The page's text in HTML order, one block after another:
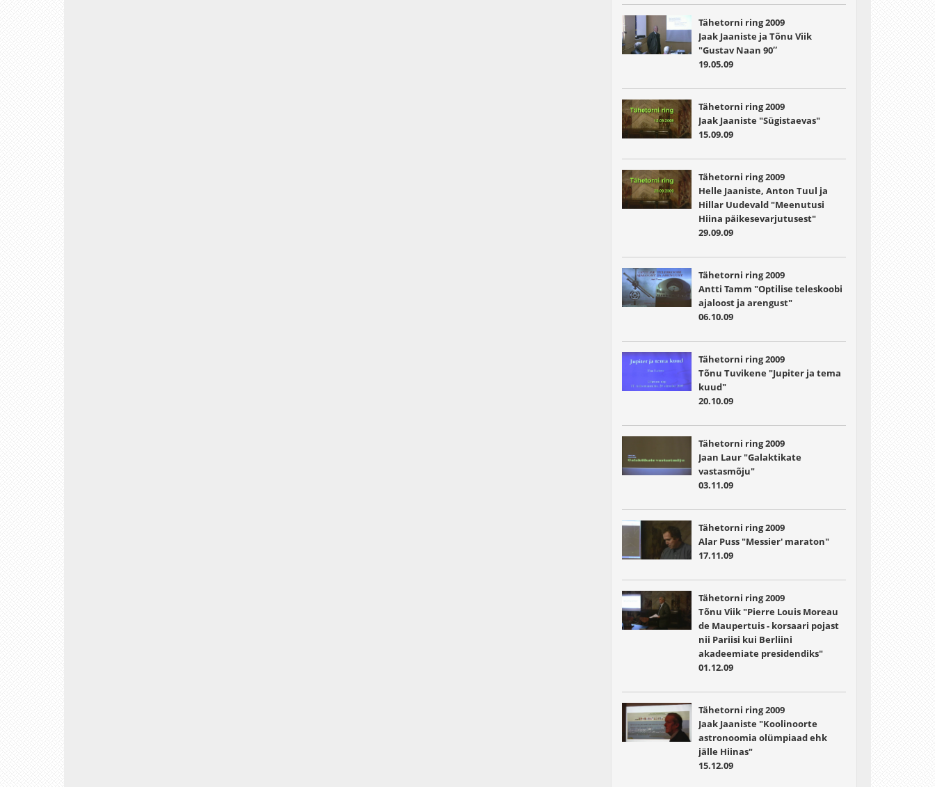
Tähetorni ring 2009
Jaak Jaaniste ja Tõnu Viik
"Gustav Naan 90″
19.05.09
Tähetorni ring 2009
Jaak Jaaniste "Sügistaevas"
15.09.09
Tähetorni ring 2009
Helle Jaaniste, Anton Tuul ja
Hillar Uudevald "Meenutusi
Hiina päikesevarjutusest"
29.09.09
Tähetorni ring 2009
Antti Tamm "Optilise teleskoobi
ajaloost ja arengust"
06.10.09
Tähetorni ring 2009
Tõnu Tuvikene "Jupiter ja tema
kuud"
20.10.09
Tähetorni ring 2009
Jaan Laur "Galaktikate
vastasmõju"
03.11.09
Tähetorni ring 2009
Alar Puss "Messier' maraton"
17.11.09
Tähetorni ring 2009
Tõnu Viik "Pierre Louis Moreau
de Maupertuis - korsaari pojast
nii Pariisi kui Berliini
akadeemiate presidendiks"
01.12.09
Tähetorni ring 2009
Jaak Jaaniste "Koolinoorte
astronoomia olümpiaad ehk
jälle Hiinas"
15.12.09